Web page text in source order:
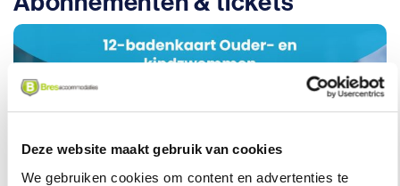
Deze website maakt gebruik van cookies
We gebruiken cookies om content en advertenties te